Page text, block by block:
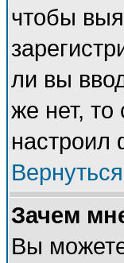
чтобы
ли вы
же нет,
настроил
Зачем
Вы